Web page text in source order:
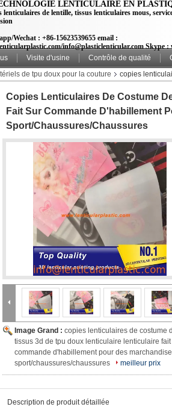
LENTICULAIRE EN
lenticulaires de lentille, tissus lenticulaires mous,
Wechat : +86-15623539655 email :
info@plasticlenticular.com Skype
Visite d'usine Contrôle de qualité
de tpu doux pour la couture
copies
Copies Lenticulaires De Costume
Fait Sur Commande D'habillement
Sport/chaussures/chaussures
Image Grand : copies lenticulaires de costume
tissus 3d de tpu doux lenticulaire lenticulaire fait
commande d'habillement pour des
sport/chaussures/chaussures
meilleur prix
Description de produit détaillée